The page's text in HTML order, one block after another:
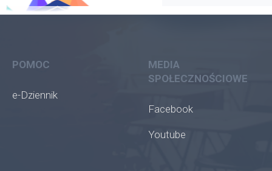
POMOC
e-Dziennik
MEDIA
SPOŁECZNOŚCIOWE
Facebook
Youtube